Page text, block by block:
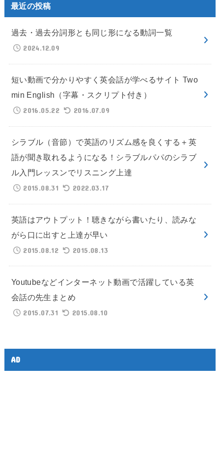
最近の投稿
過去・過去分詞形とも同じ形になる動詞一覧
2024.12.09
短い動画で分かりやすく英会話が学べるサイト Two
min English（字幕・スクリプト付き）
2016.05.22
2016.07.09
シラブル（音節）で英語のリズム感を良くする＋英
語が聞き取れるようになる！シラブルパパのシラブ
ル入門レッスンでリスニング上達
2015.08.31
2022.03.17
英語はアウトプット！聴きながら書いたり、読みな
がら口に出すと上達が早い
2015.08.12
2015.08.13
Youtubeなどインターネット動画で活躍している英
会話の先生まとめ
2015.07.31
2015.08.10
AD